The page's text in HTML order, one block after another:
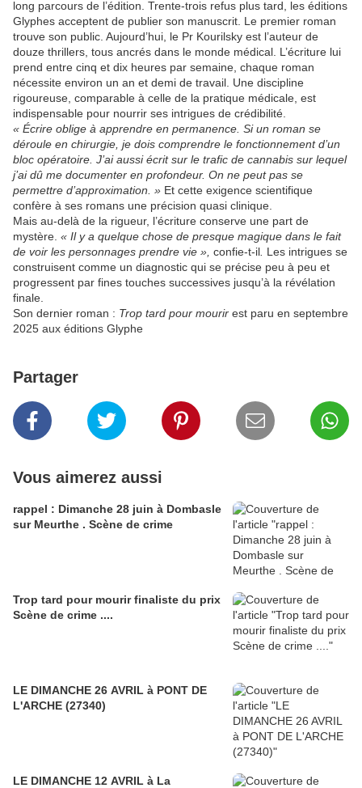
long parcours de l’édition. Trente-trois refus plus tard, les éditions
Glyphes acceptent de publier son manuscrit. Le premier roman
trouve son public. Aujourd’hui, le Pr Kourilsky est l’auteur de
douze thrillers, tous ancrés dans le monde médical. L’écriture lui
prend entre cinq et dix heures par semaine, chaque roman
nécessite environ un an et demi de travail. Une discipline
rigoureuse, comparable à celle de la pratique médicale, est
indispensable pour nourrir ses intrigues de crédibilité.
« Écrire oblige à apprendre en permanence. Si un roman se
déroule en chirurgie, je dois comprendre le fonctionnement d’un
bloc opératoire. J’ai aussi écrit sur le trafic de cannabis sur lequel
j’ai dû me documenter en profondeur. On ne peut pas se
permettre d’approximation. » Et cette exigence scientifique
confère à ses romans une précision quasi clinique.
Mais au-delà de la rigueur, l’écriture conserve une part de
mystère. « Il y a quelque chose de presque magique dans le fait
de voir les personnages prendre vie », confie-t-il Les intrigues se
construisent comme un diagnostic qui se précise peu à peu et
progressent par fines touches successives jusqu’à la révélation
finale.
Son dernier roman : Trop tard pour mourir est paru en septembre
2025 aux éditions Glyphe
Partager
Vous aimerez aussi
rappel : Dimanche 28 juin à Dombasle
sur Meurthe . Scène de crime
Trop tard pour mourir finaliste du prix
Scène de crime ....
LE DIMANCHE 26 AVRIL à PONT DE
L'ARCHE (27340)
LE DIMANCHE 12 AVRIL à La